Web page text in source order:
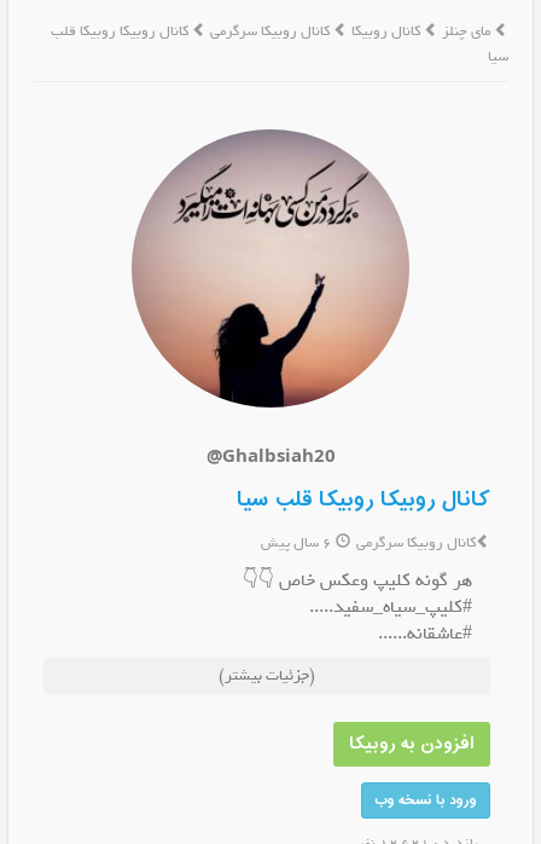
مای چنلز کانال روبیکا کانال روبیکا سرگرمی
کانال روبیکا روبیکا قلب
سیا
@Ghalbsiah20
کانال روبیکا روبیکا قلب سیا
کانال روبیکا سرگرمی
هر گونه کلیپ وعکس خاص 👇👇
#کلیپ_سیاه_سفید.....
#عاشقانه......
#پروفایل.....
#تصویر_زمینه.....
(جزئیات بیشتر)
افزودن به روبیکا
ورود با نسخه وب